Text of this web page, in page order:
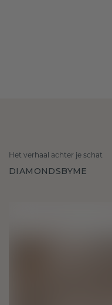
Het verhaal achter je schat
DIAMONDSBYME